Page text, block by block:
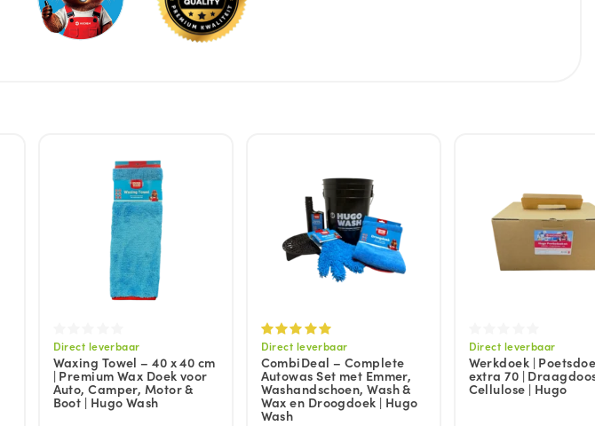
Direct leverbaar
Waxing Towel – 40 x 40 cm
| Premium Wax Doek voor
Auto, Camper, Motor &
Boot | Hugo Wash
Direct leverbaar
CombiDeal – Complete
Autowas Set met Emmer,
Washandschoen, Wash &
Wax en Droogdoek | Hugo
Wash
Direct leverbaar
Werkdoek |
extra 70 |
Cellulose | Hugo